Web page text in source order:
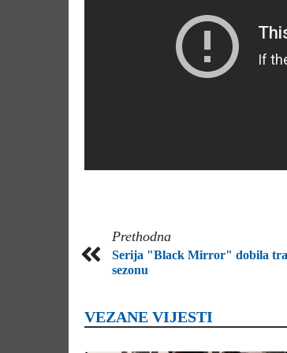
Prethodna
Serija "Black Mirror" dobila
sezonu
VEZANE VIJESTI